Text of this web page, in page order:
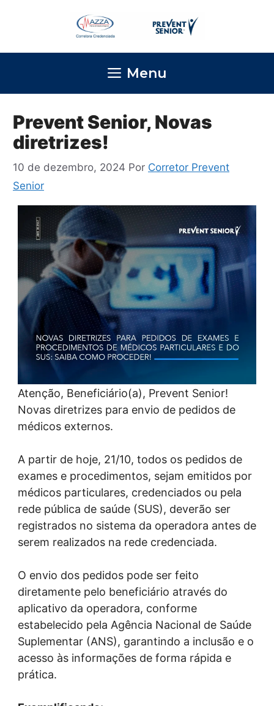
conteúdo
Menu
Prevent Senior, Novas
diretrizes!
10 de dezembro, 2024 Por Corretor Prevent
Senior
Atenção, Beneficiário(a), Prevent Senior!
Novas diretrizes para envio de pedidos de
médicos externos.
A partir de hoje, 21/10, todos os pedidos de
exames e procedimentos, sejam emitidos por
médicos particulares, credenciados ou pela
rede pública de saúde (SUS), deverão ser
registrados no sistema da operadora antes de
serem realizados na rede credenciada.
O envio dos pedidos pode ser feito
diretamente pelo beneficiário através do
aplicativo da operadora, conforme
estabelecido pela Agência Nacional de Saúde
Suplementar (ANS), garantindo a inclusão e o
acesso às informações de forma rápida e
prática.